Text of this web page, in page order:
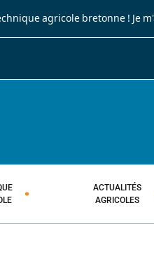
agricole bretonne ! Je
ACTUALITÉS
AGRICOLES